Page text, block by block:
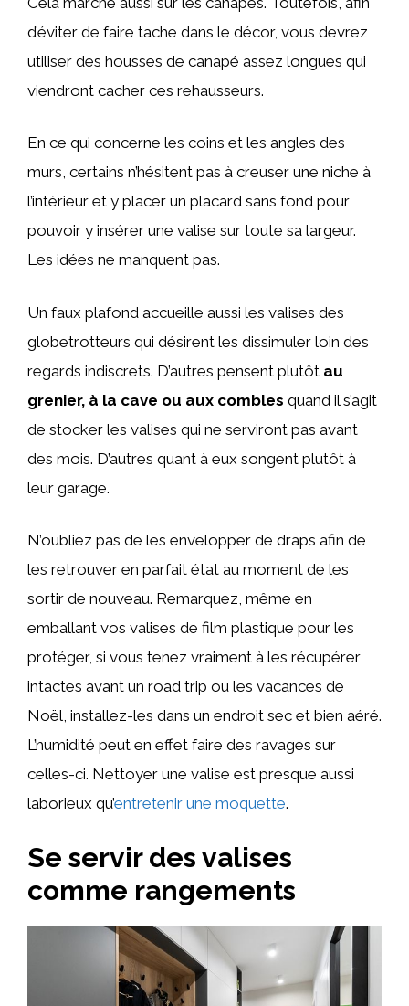
d’éviter de faire tache dans le décor, vous devrez
utiliser des housses de canapé assez longues qui
viendront cacher ces rehausseurs.
En ce qui concerne les coins et les angles des
murs, certains n’hésitent pas à creuser une niche à
l’intérieur et y placer un placard sans fond pour
pouvoir y insérer une valise sur toute sa largeur.
Les idées ne manquent pas.
Un faux plafond accueille aussi les valises des
globetrotteurs qui désirent les dissimuler loin des
regards indiscrets. D’autres pensent plutôt au
grenier, à la cave ou aux combles quand il s’agit
de stocker les valises qui ne serviront pas avant
des mois. D’autres quant à eux songent plutôt à
leur garage.
N’oubliez pas de les envelopper de draps afin de
les retrouver en parfait état au moment de les
sortir de nouveau. Remarquez, même en
emballant vos valises de film plastique pour les
protéger, si vous tenez vraiment à les récupérer
intactes avant un road trip ou les vacances de
Noël, installez-les dans un endroit sec et bien aéré.
L’humidité peut en effet faire des ravages sur
celles-ci. Nettoyer une valise est presque aussi
laborieux qu’entretenir une moquette.
Se servir des valises
comme rangements